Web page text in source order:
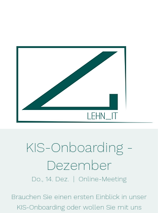
KIS-Onboarding -
Dezember
Do., 14. Dez.
  |
Online-Meeting
Brauchen Sie einen ersten Einblick in unser
KIS-Onboarding oder wollen Sie mit uns